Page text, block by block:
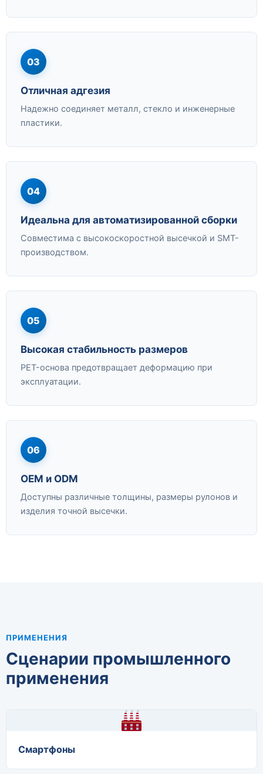
03
Отличная адгезия
Надежно соединяет металл, стекло и инженерные
пластики.
04
Идеальна для автоматизированной сборки
Совместима с высокоскоростной высечкой и SMT-
производством.
05
Высокая стабильность размеров
PET-основа предотвращает деформацию при
эксплуатации.
06
OEM и ODM
Доступны различные толщины, размеры рулонов и
изделия точной высечки.
ПРИМЕНЕНИЯ
Сценарии промышленного
применения
Смартфоны